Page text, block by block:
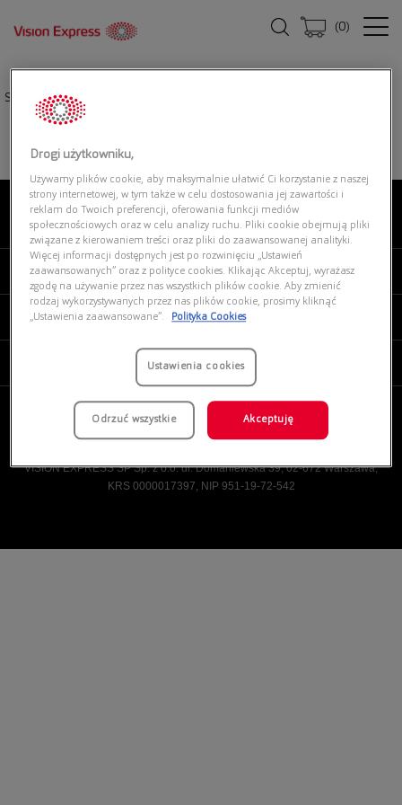
(0)
Strona główna|
O NAS
MOJE VISION EXPRESS
PRODUKTY I USŁUGI
VISION EXPRESS SP Sp. z o.o. ul. Domaniewska 39, 02-672 Warszawa,
KRS 0000017397, NIP 951-19-72-542
Drogi użytkowniku,
Używamy plików cookie, aby maksymalnie ułatwić Ci korzystanie z naszej
strony internetowej, w tym także w celu dostosowania jej zawartości i
reklam do Twoich preferencji, oferowania funkcji mediów
społecznościowych oraz w celu analizy ruchu. Pliki cookie obejmują pliki
związane z kierowaniem treści oraz pliki do zaawansowanej analityki.
Więcej informacji dostępnych jest po rozwinięciu „Ustawień
zaawansowanych” oraz z polityce cookies. Klikając Akceptuj, wyrażasz
zgodę na używanie przez nas wszystkich plików cookie. Aby zmienić
rodzaj wykorzystywanych przez nas plików cookie, prosimy kliknąć
„Ustawienia zaawansowane”.
Polityka Cookies
Ustawienia cookies
Odrzuć wszystkie Akceptuję